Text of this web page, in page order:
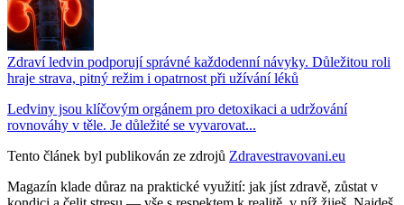
Zdraví ledvin podporují správné každodenní návyky. Důležitou roli
hraje strava, pitný režim i opatrnost při užívání léků
Ledviny jsou klíčovým orgánem pro detoxikaci a udržování
rovnováhy v těle. Je důležité se vyvarovat...
Tento článek byl publikován ze zdrojů Zdravestravovani.eu
Magazín klade důraz na praktické využití: jak jíst zdravě, zůstat v